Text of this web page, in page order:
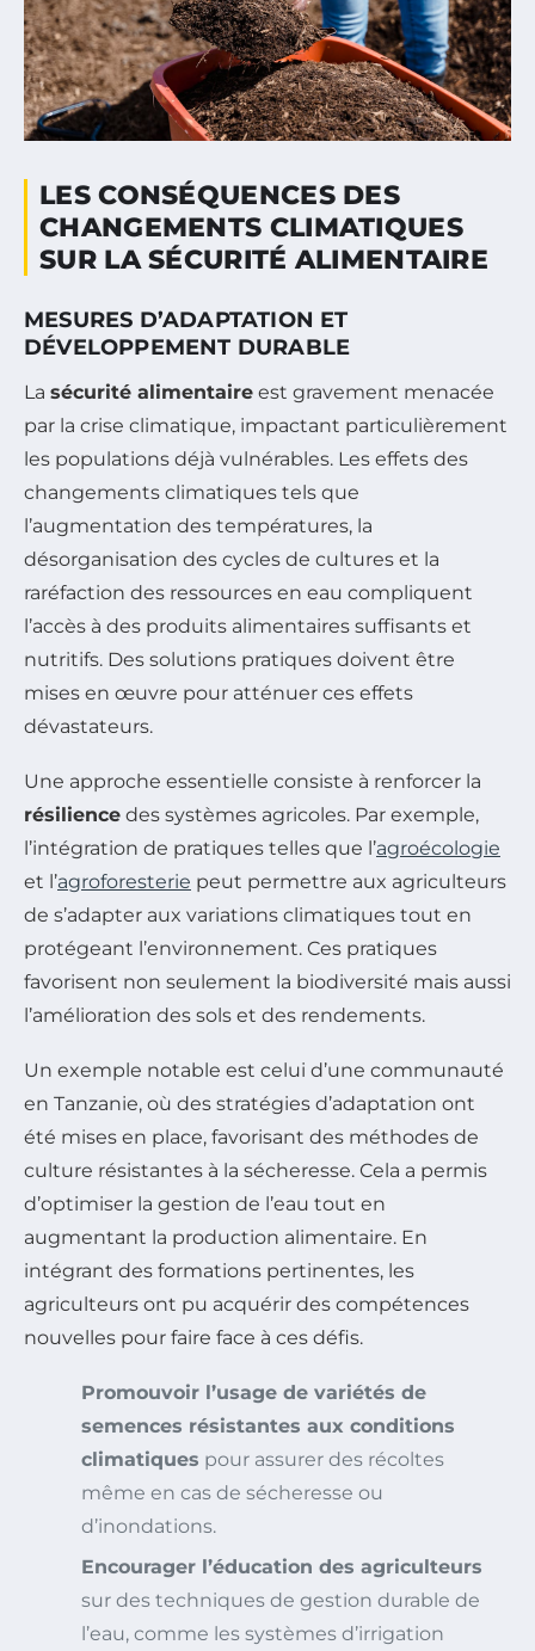
LES CONSÉQUENCES DES
CHANGEMENTS CLIMATIQUES
SUR LA SÉCURITÉ ALIMENTAIRE
MESURES D’ADAPTATION ET
DÉVELOPPEMENT DURABLE
La sécurité alimentaire est gravement menacée
par la crise climatique, impactant particulièrement
les populations déjà vulnérables. Les effets des
changements climatiques tels que
l’augmentation des températures, la
désorganisation des cycles de cultures et la
raréfaction des ressources en eau compliquent
l’accès à des produits alimentaires suffisants et
nutritifs. Des solutions pratiques doivent être
mises en œuvre pour atténuer ces effets
dévastateurs.
Une approche essentielle consiste à renforcer la
résilience des systèmes agricoles. Par exemple,
l’intégration de pratiques telles que l’agroécologie
et l’agroforesterie peut permettre aux agriculteurs
de s’adapter aux variations climatiques tout en
protégeant l’environnement. Ces pratiques
favorisent non seulement la biodiversité mais aussi
l’amélioration des sols et des rendements.
Un exemple notable est celui d’une communauté
en Tanzanie, où des stratégies d’adaptation ont
été mises en place, favorisant des méthodes de
culture résistantes à la sécheresse. Cela a permis
d’optimiser la gestion de l’eau tout en
augmentant la production alimentaire. En
intégrant des formations pertinentes, les
agriculteurs ont pu acquérir des compétences
nouvelles pour faire face à ces défis.
Promouvoir l’usage de variétés de
semences résistantes aux conditions
climatiques pour assurer des récoltes
même en cas de sécheresse ou
d’inondations.
Encourager l’éducation des agriculteurs
sur des techniques de gestion durable de
l’eau, comme les systèmes d’irrigation